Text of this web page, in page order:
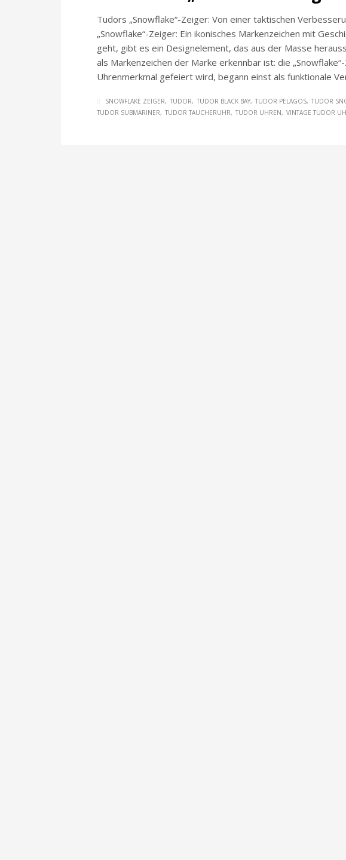
Tudors „Snowflake“-Zeiger: Von einer taktischen
„Snowflake“-Zeiger: Ein ikonisches Markenzeichen mit
geht, gibt es ein Designelement, das aus der Masse
als Markenzeichen der Marke erkennbar ist: die
Uhrenmerkmal gefeiert wird, begann einst als funktionale
SNOWFLAKE ZEIGER TUDOR TUDOR BLACK BAY TUDOR PELAGOS TUDOR
TUDOR SUBMARINER
TUDOR TAUCHERUHR TUDOR UHREN VINTAGE TUDOR